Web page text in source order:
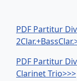
PDF Partitur
PDF Partitur
Clarinet Trio>>>